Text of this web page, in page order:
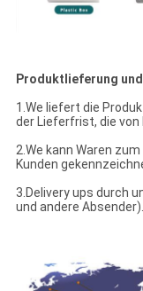
Produktlieferung
1.We liefert die
der Lieferfrist, die von
2.We kann Waren
Kunden
3.Delivery ups durch
und andere Absender).